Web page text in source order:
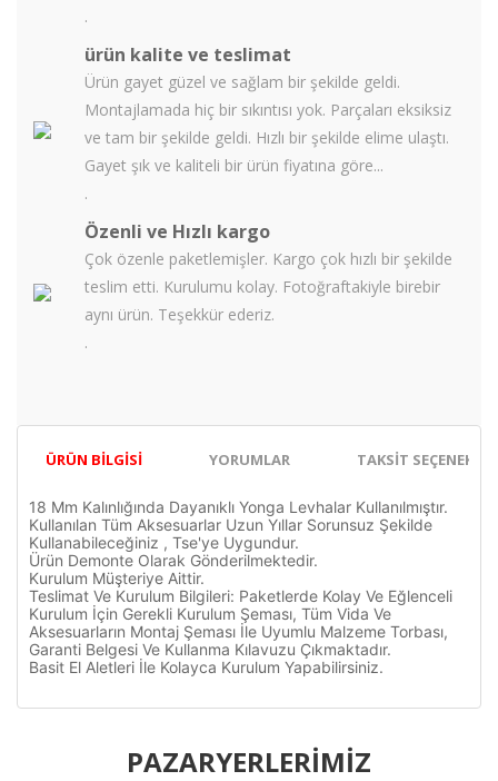
.
ürün kalite ve teslimat
Ürün gayet güzel ve sağlam bir şekilde geldi.
Montajlamada hiç bir sıkıntısı yok. Parçaları eksiksiz
ve tam bir şekilde geldi. Hızlı bir şekilde elime ulaştı.
Gayet şık ve kaliteli bir ürün fiyatına göre...
.
Özenli ve Hızlı kargo
Çok özenle paketlemişler. Kargo çok hızlı bir şekilde
teslim etti. Kurulumu kolay. Fotoğraftakiyle birebir
aynı ürün. Teşekkür ederiz.
.
ÜRÜN BILGISI YORUMLAR TAKSIT
18 Mm Kalınlığında Dayanıklı Yonga Levhalar Kullanılmıştır.
Kullanılan Tüm Aksesuarlar Uzun Yıllar Sorunsuz Şekilde
Kullanabileceğiniz , Tse'ye Uygundur.
Ürün Demonte Olarak Gönderilmektedir.
Kurulum Müşteriye Aittir.
Teslimat Ve Kurulum Bilgileri: Paketlerde Kolay Ve Eğlenceli
Kurulum İçin Gerekli Kurulum Şeması, Tüm Vida Ve
Aksesuarların Montaj Şeması İle Uyumlu Malzeme Torbası,
Garanti Belgesi Ve Kullanma Kılavuzu Çıkmaktadır.
Basit El Aletleri İle Kolayca Kurulum Yapabilirsiniz.
Bu ürüne ilk yorumu siz yapın!
konularda yetersiz gördüğünüz noktaları öneri formunu
kullanarak tarafımıza iletebilirsiniz.
PAZARYERLERİMİZ